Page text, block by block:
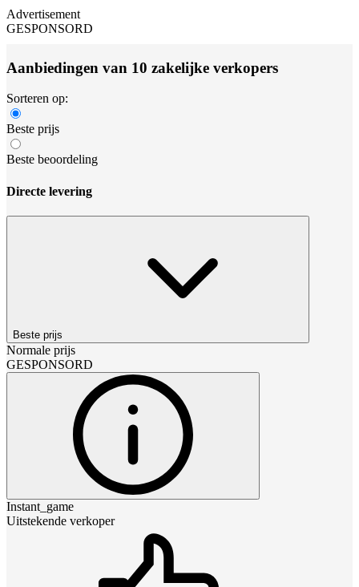
Advertisement
GESPONSORD
Aanbiedingen van 10 zakelijke verkopers
Sorteren op:
Beste prijs
Beste beoordeling
Directe levering
Beste prijs
Normale prijs
GESPONSORD
Instant_game
Uitstekende verkoper